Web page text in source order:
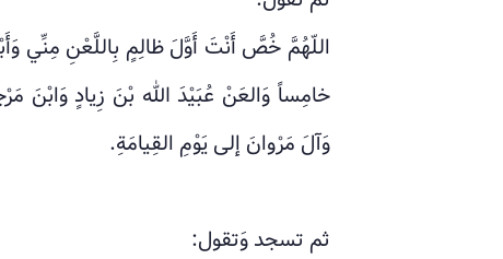
اللّهُمَّ خُصَّ أَنْتَ أَوَّلَ ظالِمٍ بِاللَّعْنِ مِنِّي
خامِساً وَالعَنْ عُبَيْدَ الله بْنَ زِيادٍ وَابْنَ
وَآلَ مَرْوانَ إلى يَوْمِ القِيامَةِ.
ثم تسجد وَتقول: